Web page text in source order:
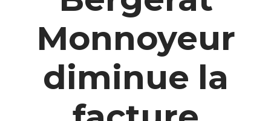
Monnoyeur
diminue la